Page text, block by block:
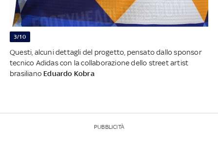
3/10
Questi, alcuni dettagli del progetto, pensato dallo sponsor
tecnico Adidas con la collaborazione dello street artist
brasiliano Eduardo Kobra
PUBBLICITÀ